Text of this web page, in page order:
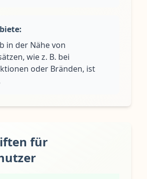
in der Nähe von
wie z. B. bei
oder Bränden, ist
für